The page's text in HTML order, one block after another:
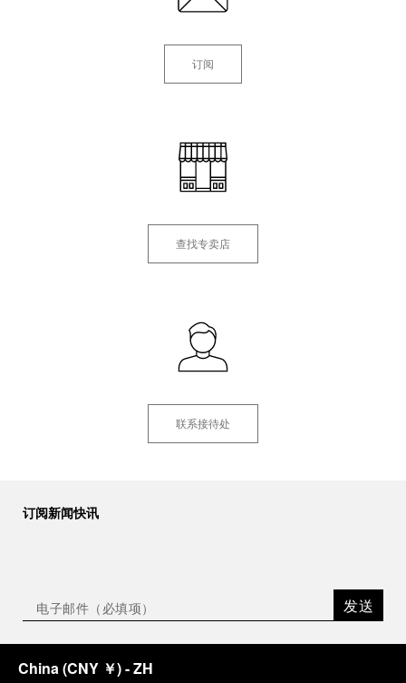
订阅
查找专卖店
联系接待处
订阅新闻快讯
发送
China(CNY ￥)- ZH